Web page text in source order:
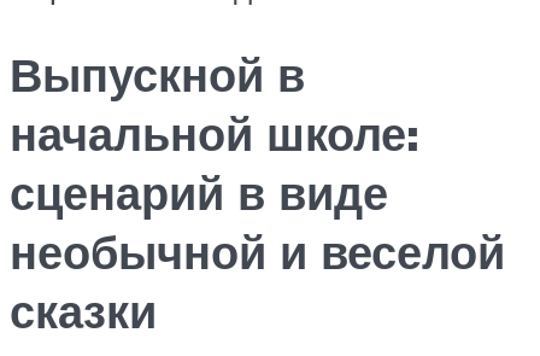
Выпускной в
начальной школе:
сценарий в виде
необычной и веселой
сказки